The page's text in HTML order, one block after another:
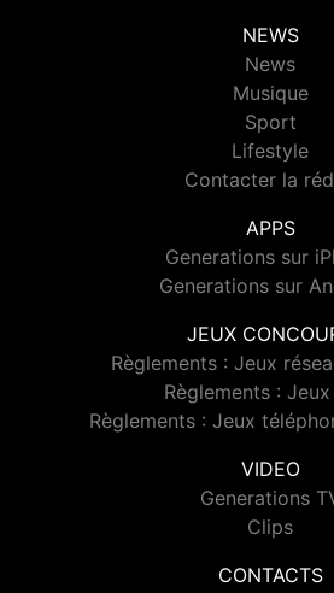
NEWS
News
Musique
Sport
Lifestyle
Contacter la
APPS
Generations sur
Generations sur
JEUX
Règlements : Jeux
Règlements : Jeux
Règlements : Jeux
VIDEO
Generations
Clips
CONTACTS